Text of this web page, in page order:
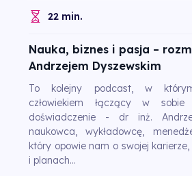
22 min.
Nauka, biznes i pasja –
Andrzejem Dyszewskim
To kolejny podcast, w
człowiekiem łączący w
doświadczenie - dr inż.
naukowca, wykładowcę,
który opowie nam o swojej
i planach...